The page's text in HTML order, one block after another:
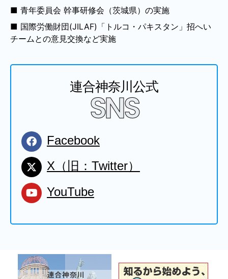
青年委員会 幹事研修会（茨城県）の実施
国際労働財団(JILAF)「トルコ・パキスタン」招へい
チームとの意見交換など実施
連合神奈川公式
SNS
Facebook
X（旧：Twitter）
YouTube